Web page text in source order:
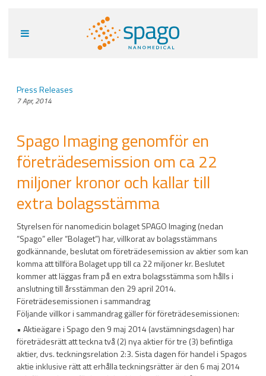
Press Releases
7 Apr, 2014
Spago Imaging genomför en
företrädesemission om ca 22
miljoner kronor och kallar till
extra bolagsstämma
Styrelsen för nanomedicin bolaget SPAGO Imaging (nedan
“Spago” eller “Bolaget”) har, villkorat av bolagsstämmans
godkännande, beslutat om företrädesemission av aktier som kan
komma att tillföra Bolaget upp till ca 22 miljoner kr. Beslutet
kommer att läggas fram på en extra bolagsstämma som hålls i
anslutning till årsstämman den 29 april 2014.
Företrädesemissionen i sammandrag
Följande villkor i sammandrag gäller för företrädesemissionen:
• Aktieägare i Spago den 9 maj 2014 (avstämningsdagen) har
företrädesrätt att teckna två (2) nya aktier för tre (3) befintliga
aktier, dvs. teckningsrelation 2:3. Sista dagen för handel i Spagos
aktie inklusive rätt att erhålla teckningsrätter är den 6 maj 2014